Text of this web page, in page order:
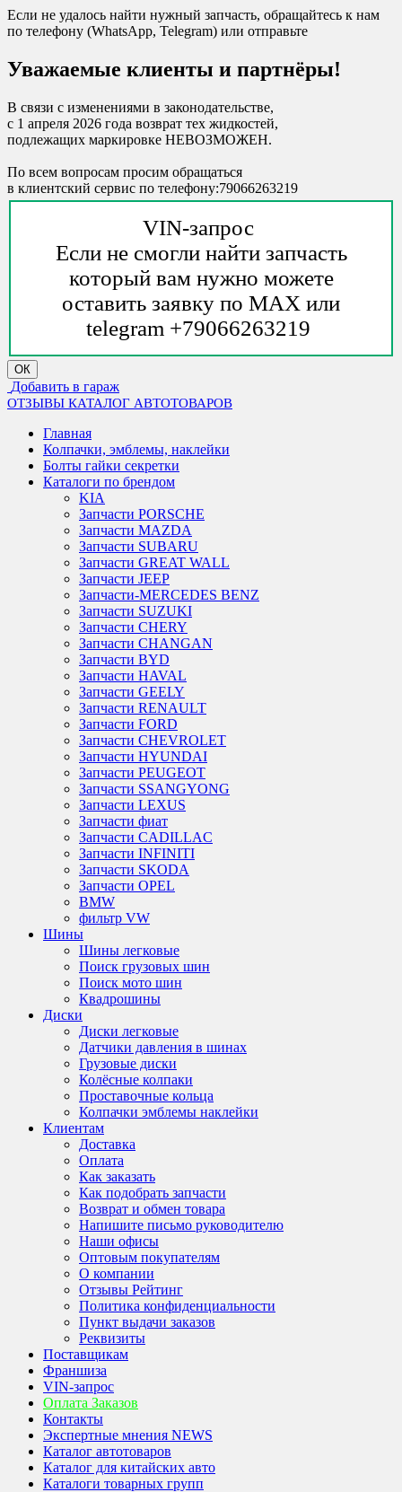
Если не удалось найти нужный запчасть, обращайтесь к нам
по телефону (WhatsApp, Telegram) или отправьте
Уважаемые клиенты и партнёры!
В связи с изменениями в законодательстве,
с 1 апреля 2026 года возврат тех жидкостей,
подлежащих маркировке НЕВОЗМОЖЕН.
По всем вопросам просим обращаться
в клиентский сервис по телефону:79066263219
VIN-запрос
Если не смогли найти запчасть
который вам нужно можете
оставить заявку по MAX или
telegram +79066263219
ОК
Добавить в гараж
ОТЗЫВЫ КАТАЛОГ АВТОТОВАРОВ
Главная
Колпачки, эмблемы, наклейки
Болты гайки секретки
Каталоги по брендом
KIA
Запчасти PORSCHE
Запчасти MAZDA
Запчасти SUBARU
Запчасти GREAT WALL
Запчасти JEEP
Запчасти-MERCEDES BENZ
Запчасти SUZUKI
Запчасти CHERY
Запчасти CHANGAN
Запчасти BYD
Запчасти HAVAL
Запчасти GEELY
Запчасти RENAULT
Запчасти FORD
Запчасти CHEVROLET
Запчасти HYUNDAI
Запчасти PEUGEOT
Запчасти SSANGYONG
Запчасти LEXUS
Запчасти фиат
Запчасти CADILLAC
Запчасти INFINITI
Запчасти SKODA
Запчасти OPEL
BMW
фильтр VW
Шины
Шины легковые
Поиск грузовых шин
Поиск мото шин
Квадрошины
Диски
Диски легковые
Датчики давления в шинах
Грузовые диски
Колёсные колпаки
Проставочные кольца
Колпачки эмблемы наклейки
Клиентам
Доставка
Оплата
Как заказать
Как подобрать запчасти
Возврат и обмен товара
Напишите письмо руководителю
Наши офисы
Оптовым покупателям
О компании
Отзывы Рейтинг
Политика конфиденциальности
Пункт выдачи заказов
Реквизиты
Поставщикам
Франшиза
VIN-запрос
Оплата Заказов
Контакты
Экспертные мнения NEWS
Каталог автотоваров
Каталог для китайских авто
Каталоги товарных групп